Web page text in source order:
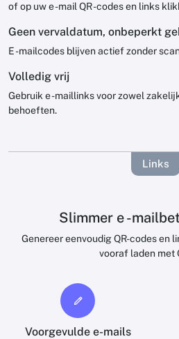
of op uw e -mail QR -codes en links
Geen vervaldatum, onbeperkt
E -mailcodes blijven actief zonder
Volledig vrij
Gebruik e -maillinks voor zowel
behoeften.
Links
Slimmer e -
Genereer eenvoudig QR-codes en
vooraf laden met
Voorgevulde e-mails